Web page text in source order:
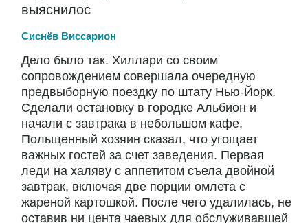
выяснилос
Сиснёв Виссарион
Дело было так. Хиллари со своим
сопровождением совершала очередную
предвыборную поездку по штату Нью-Йорк.
Сделали остановку в городке Альбион и
начали с завтрака в небольшом кафе.
Польщенный хозяин сказал, что угощает
важных гостей за счет заведения. Первая
леди на халяву с аппетитом съела двойной
завтрак, включая две порции омлета с
жареной картошкой. После чего удалилась, не
оставив ни цента чаевых для обслуживавшей